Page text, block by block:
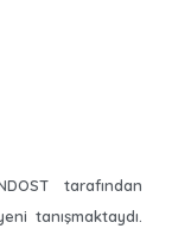
tarafından
tanışmaktaydı.